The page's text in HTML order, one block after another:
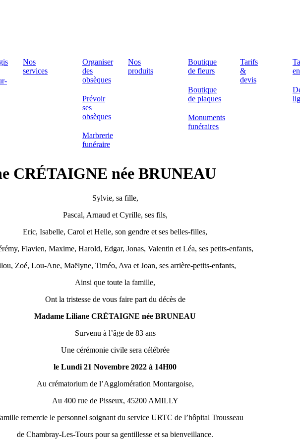
Nos
services
Organiser
des
obsèques
Prévoir
ses
obsèques
Marbrerie
funéraire
Nos
produits
Boutique
de fleurs
Boutique
de plaques
Monuments
funéraires
Tarifs
&
devis
CRÉTAIGNE née BRUNEAU
Sylvie, sa fille,
Pascal, Arnaud et Cyrille, ses fils,
Eric, Isabelle, Carol et Helle, son gendre et ses belles-filles,
Flavien, Maxime, Harold, Edgar, Jonas, Valentin et Léa, ses petits-enfants,
Zoé, Lou-Ane, Maëlyne, Timéo, Ava et Joan, ses arrière-petits-enfants,
Ainsi que toute la famille,
Ont la tristesse de vous faire part du décès de
Madame Liliane CRÉTAIGNE née BRUNEAU
Survenu à l’âge de 83 ans
Une cérémonie civile sera célébrée
le Lundi 21 Novembre 2022 à 14H00
Au crématorium de l’Agglomération Montargoise,
Au 400 rue de Pisseux, 45200 AMILLY
remercie le personnel soignant du service URTC de l’hôpital Trousseau
de Chambray-Les-Tours pour sa gentillesse et sa bienveillance.